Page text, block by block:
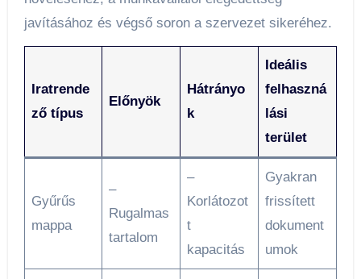
javításához és végső soron a szervezet sikeréhez.
Iratrende
ző típus
Előnyök
Hátrányo
k
Ideális
felhaszná
lási
terület
Gyűrűs
mappa
–
Rugalmas
tartalom
–
Korlátozot
t
kapacitás
Gyakran
frissített
dokument
umok